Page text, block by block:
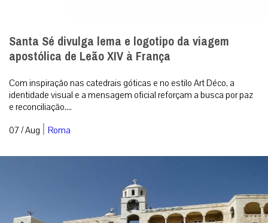
sinal inquietante da Síria pós-Assad
Quando uma comunidade de raízes tão antigas considera que já
não existem condições para manifestar publicamente a sua fé, o
problema ultrapas...